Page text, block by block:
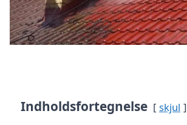
Indholdsfortegnelse skjul